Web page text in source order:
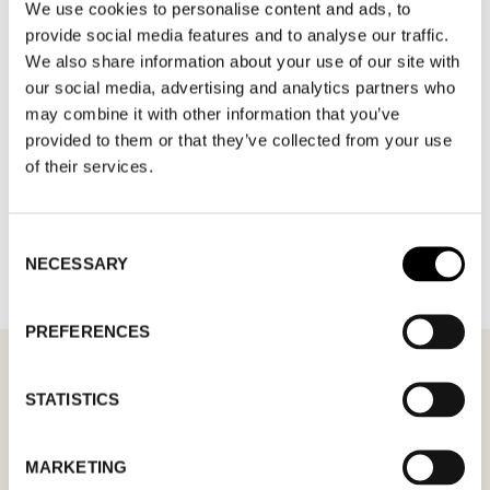
We use cookies to personalise content and ads, to
provide social media features and to analyse our traffic.
We also share information about your use of our site with
our social media, advertising and analytics partners who
may combine it with other information that you’ve
provided to them or that they’ve collected from your use
of their services.
Selection
NECESSARY
PREFERENCES
STATISTICS
MARKETING